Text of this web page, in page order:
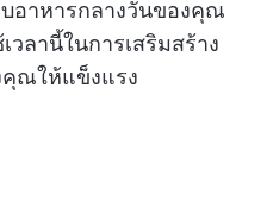
อาหารกลางวันของคุณ
วลานี้ในการเสริมสร้าง
ณให้แข็งแรง